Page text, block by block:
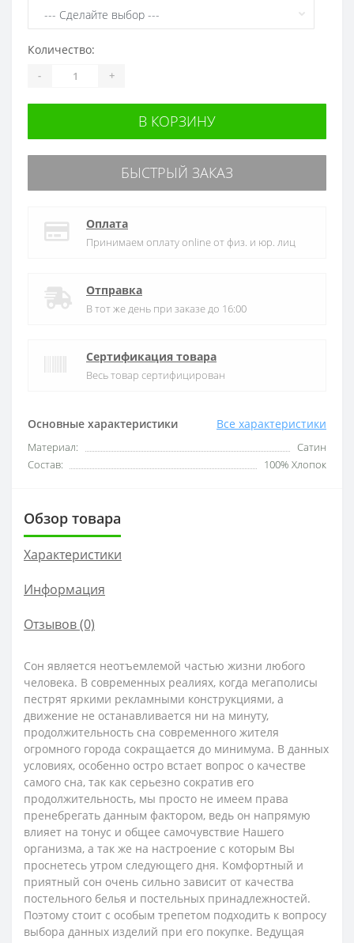
Основные характеристики Все характеристики
Материал:
Сатин
Состав:
100% Хлопок
Количество:
- +
В КОРЗИНУ
БЫСТРЫЙ ЗАКАЗ
Оплата
Принимаем оплату online от физ. и юр. лиц
Отправка
В тот же день при заказе до 16:00
Сертификация товара
Весь товар сертифицирован
Обзор товара
Характеристики
Информация
Отзывов (0)
Сон является неотъемлемой частью жизни любого
человека. В современных реалиях, когда мегаполисы
пестрят яркими рекламными конструкциями, а
движение не останавливается ни на минуту,
продолжительность сна современного жителя
огромного города сокращается до минимума. В данных
условиях, особенно остро встает вопрос о качестве
самого сна, так как серьезно сократив его
продолжительность, мы просто не имеем права
пренебрегать данным фактором, ведь он напрямую
влияет на тонус и общее самочувствие Нашего
организма, а так же на настроение с которым Вы
проснетесь утром следующего дня. Комфортный и
приятный сон очень сильно зависит от качества
постельного белья и постельных принадлежностей.
Поэтому стоит с особым трепетом подходить к вопросу
выбора данных изделий при его покупке. Ведущая